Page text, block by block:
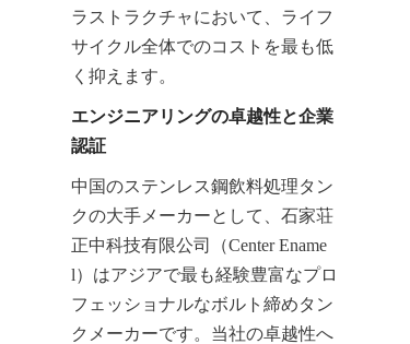
ラストラクチャにおいて、ライフ
サイクル全体でのコストを最も低
く抑えます。
エンジニアリングの卓越性と企業
認証
中国のステンレス鋼飲料処理タン
クの大手メーカーとして、石家荘
正中科技有限公司（Center Ename
l）はアジアで最も経験豊富なプロ
フェッショナルなボルト締めタン
クメーカーです。当社の卓越性へ